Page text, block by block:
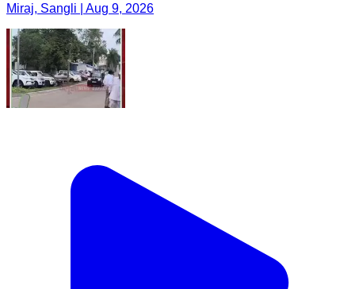
Miraj, Sangli | Aug 9, 2026